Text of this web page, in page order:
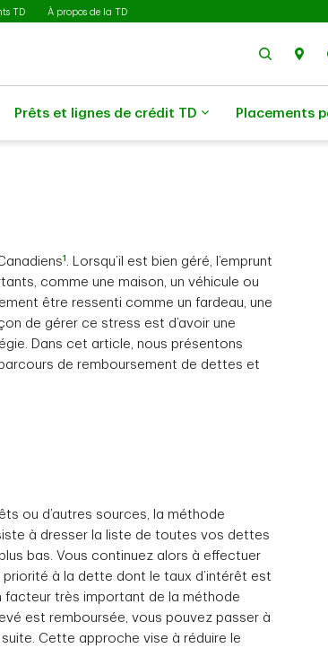
TD À propos de la TD
Prêts et lignes de crédit TD Placements
1 . Lorsqu’il est bien géré, l’emprunt
comme une maison, un véhicule ou
être ressenti comme un fardeau, une
de gérer ce stress est d’avoir une
Dans cet article, nous présentons
de remboursement de dettes et
ou d’autres sources, la méthode
à dresser la liste de toutes vos dettes
bas. Vous continuez alors à effectuer
à la dette dont le taux d’intérêt est
facteur très important de la méthode
est remboursée, vous pouvez passer à
Cette approche vise à réduire le